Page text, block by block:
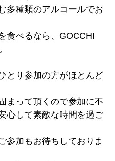
多種類のアルコールでお
食べるなら、GOCCHI
とり参加の方がほとんど
まって頂くので参加に不
心して素敵な時間を過ご
参加もお待ちしておりま